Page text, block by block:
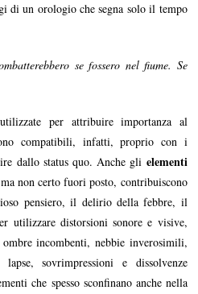
di un orologio che segna solo il tempo
se fossero nel fiume. Se
per attribuire importanza al
compatibili, infatti, proprio con i
dallo status quo. Anche gli elementi
non certo fuori posto, contribuiscono
pensiero, il delirio della febbre, il
utilizzare distorsioni sonore e visive,
incombenti, nebbie inverosimili,
sovrimpressioni e dissolvenze
che spesso sconfinano anche nella